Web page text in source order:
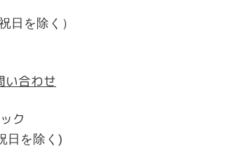
日を除く）
い合わせ
ク
日を除く)